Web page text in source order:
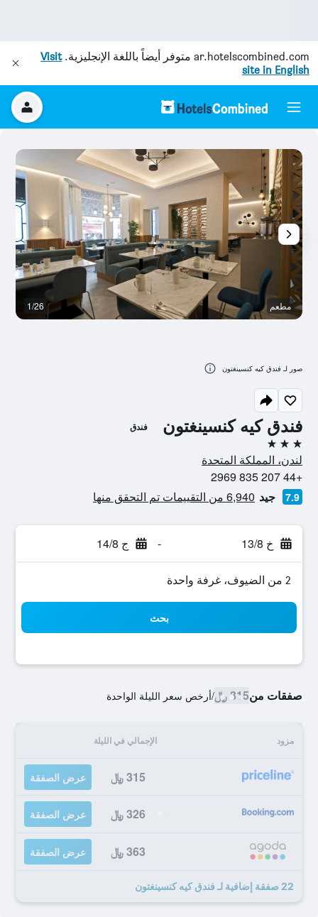
ar.hotelscombined.com متوفر أيضاً باللغة الإنجليزية.Visit
site in English
فندق كيه كنسينغتون فندق
3 نجوم
لندن، المملكة المتحدة
+44 207 835 2969
7.9 جيد 6,940 من التقييمات تم التحقق منها
خ 13/8 - ج 14/8
2 من الضيوف، غرفة واحدة
بحث
صفقات من315 ﷼ /أرخص سعر الليلة الواحدة
مزود الإجمالي في الليلة
315 ﷼ عرض الصفقة
326 ﷼ عرض الصفقة
363 ﷼ عرض الصفقة
22 صفقة إضافية لـ فندق كيه كنسينغتون
مطعم 1/26
صور لـ فندق كيه كنسينغتون